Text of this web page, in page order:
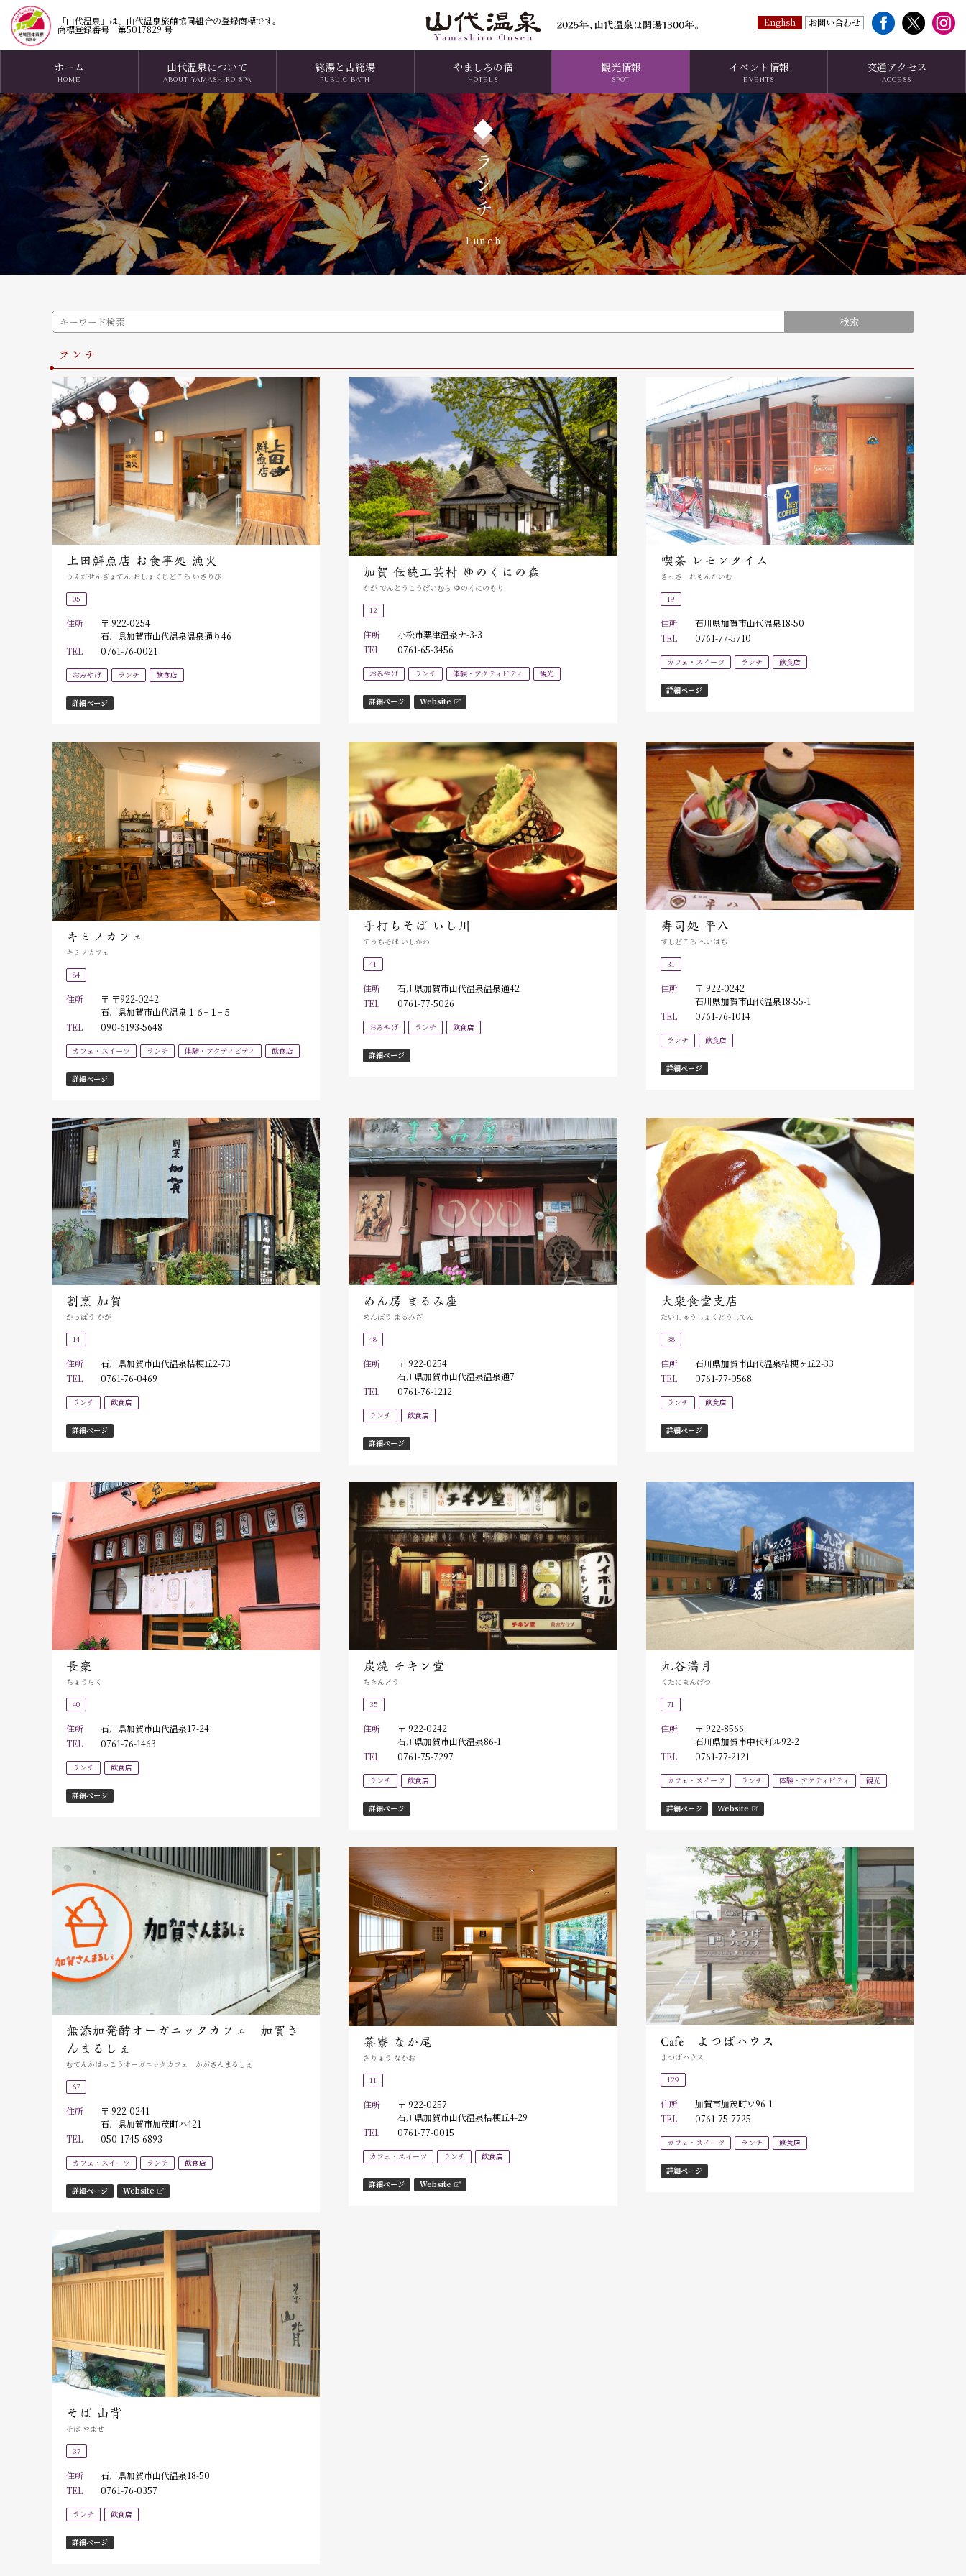
「山代温泉」は、山代温泉旅館協同組合の登録商標です。
商標登録番号 第5017829 号
English お問い合わせ
ホーム
HOME
山代温泉について
ABOUT YAMASHIRO SPA
総湯と古総湯
PUBLIC BATH
やましろの宿
HOTELS
観光情報
SPOT
イベント情報
EVENTS
交通アクセス
ACCESS
ランチ
Lunch
検索
ランチ
上田鮮魚店 お食事処 漁火
うえだせんぎょてん おしょくじどころ いさりび
05
住所
〒 922-0254
石川県加賀市山代温泉温泉通り46
TEL
0761-76-0021
おみやげ ランチ 飲食店
詳細ページ
加賀 伝統工芸村 ゆのくにの森
かが でんとうこうげいむら ゆのくにのもり
12
住所
小松市粟津温泉ナ-3-3
TEL
0761-65-3456
おみやげ ランチ 体験・アクティビティ 観光
詳細ページ Website
喫茶 レモンタイム
きっさ れもんたいむ
19
住所
石川県加賀市山代温泉18-50
TEL
0761-77-5710
カフェ・スイーツ ランチ 飲食店
詳細ページ
キミノカフェ
キミノカフェ
84
住所
〒 〒922-0242
石川県加賀市山代温泉１６−１−５
TEL
090-6193-5648
カフェ・スイーツ ランチ 体験・アクティビティ 飲食店
詳細ページ
手打ちそば いし川
てうちそば いしかわ
41
住所
石川県加賀市山代温泉温泉通42
TEL
0761-77-5026
おみやげ ランチ 飲食店
詳細ページ
寿司処 平八
すしどころ へいはち
31
住所
〒 922-0242
石川県加賀市山代温泉18-55-1
TEL
0761-76-1014
ランチ 飲食店
詳細ページ
割烹 加賀
かっぽう かが
14
住所
石川県加賀市山代温泉桔梗丘2-73
TEL
0761-76-0469
ランチ 飲食店
詳細ページ
めん房 まるみ座
めんぼう まるみざ
48
住所
〒 922-0254
石川県加賀市山代温泉温泉通7
TEL
0761-76-1212
ランチ 飲食店
詳細ページ
大衆食堂支店
たいしゅうしょくどうしてん
38
住所
石川県加賀市山代温泉桔梗ヶ丘2-33
TEL
0761-77-0568
ランチ 飲食店
詳細ページ
長楽
ちょうらく
40
住所
石川県加賀市山代温泉17-24
TEL
0761-76-1463
ランチ 飲食店
詳細ページ
炭焼 チキン堂
ちきんどう
35
住所
〒 922-0242
石川県加賀市山代温泉86-1
TEL
0761-75-7297
ランチ 飲食店
詳細ページ
九谷満月
くたにまんげつ
71
住所
〒 922-8566
石川県加賀市中代町ル92-2
TEL
0761-77-2121
カフェ・スイーツ ランチ 体験・アクティビティ 観光
詳細ページ Website
無添加発酵オーガニックカフェ 加賀さ
んまるしぇ
むてんかはっこうオーガニックカフェ かがさんまるしぇ
67
住所
〒 922-0241
石川県加賀市加茂町ハ421
TEL
050-1745-6893
カフェ・スイーツ ランチ 飲食店
詳細ページ Website
茶寮 なか尾
さりょう なかお
11
住所
〒 922-0257
石川県加賀市山代温泉桔梗丘4-29
TEL
0761-77-0015
カフェ・スイーツ ランチ 飲食店
詳細ページ Website
Cafe よつばハウス
よつばハウス
129
住所
加賀市加茂町ワ96-1
TEL
0761-75-7725
カフェ・スイーツ ランチ 飲食店
詳細ページ
そば 山背
そば やませ
37
住所
石川県加賀市山代温泉18-50
TEL
0761-76-0357
ランチ 飲食店
詳細ページ